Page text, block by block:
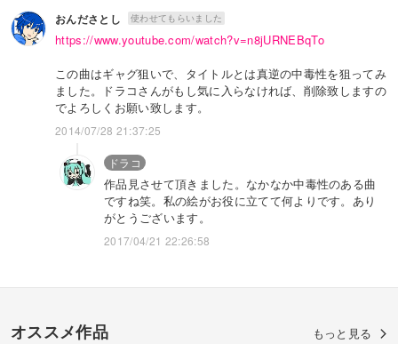
おんださとし 使わせてもらいました
https://www.youtube.com/watch?v=n8jURNEBqTo
この曲はギャグ狙いで、タイトルとは真逆の中毒性を狙ってみ
ました。ドラコさんがもし気に入らなければ、削除致しますの
でよろしくお願い致します。
2014/07/28 21:37:25
ドラコ
作品見させて頂きました。なかなか中毒性のある曲
ですね笑。私の絵がお役に立てて何よりです。あり
がとうございます。
2017/04/21 22:26:58
オススメ作品 もっと見る